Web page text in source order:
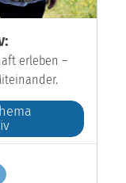
erleben –